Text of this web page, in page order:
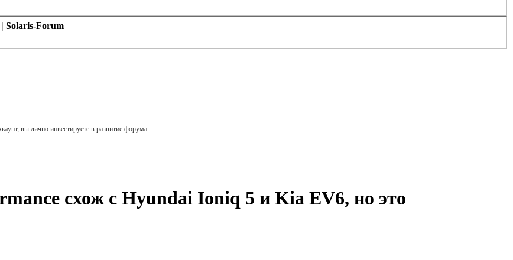
Solaris-Forum
вы лично инвестируете в развитие форума
схож с Hyundai Ioniq 5 и Kia EV6, но это